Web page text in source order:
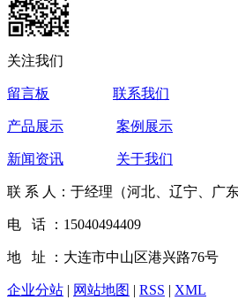
关注我们
留言板 联系我们
产品展示 案例展示
新闻资讯 关于我们
联 系 人：于经理（河北、辽宁、
电 话 ：15040494409
地 址 ：大连市中山区港兴路76号
企业分站 | 网站地图 | RSS | XML